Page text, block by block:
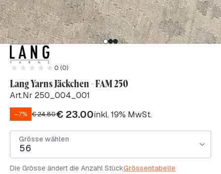
0 (0)
Lang Yarns Jäckchen - FAM 250
Art.Nr 250_004_001
–7% €24.80€ 23.00inkl. 19% MwSt.
Grösse wählen
56
Die Grösse ändert die Anzahl StückGrössentabelle